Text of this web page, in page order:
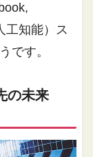
工知能）ス
です。
の未来